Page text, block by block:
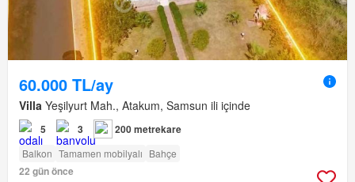
60.000 TL/ay
Villa Yeşilyurt Mah., Atakum, Samsun ili içinde
5 3 200 metrekare
Balkon Tamamen mobilyalı Bahçe
22 gün önce